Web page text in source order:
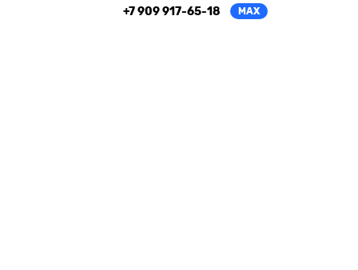
+7 909 917-65-18 MAX